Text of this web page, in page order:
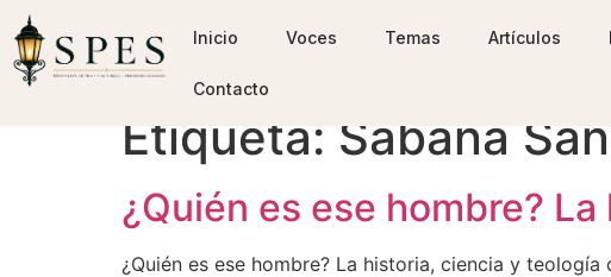
Inicio Voces Temas Artículos
Contacto
Etiqueta: Sábana
¿Quién es ese hombre?
¿Quién es ese hombre? La historia, ciencia y teología